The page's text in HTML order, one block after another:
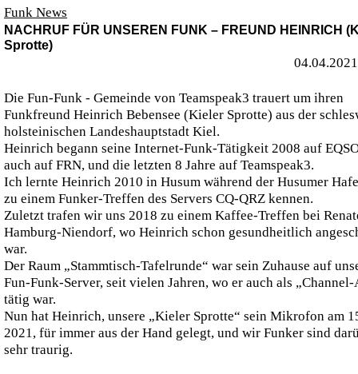
Funk News
NACHRUF FÜR UNSEREN FUNK – FREUND HEINRICH
Sprotte)
Die Fun-Funk - Gemeinde von Teamspeak3 trauert um ihren
Funkfreund Heinrich Bebensee (Kieler Sprotte) aus der
holsteinischen Landeshauptstadt Kiel.
Heinrich begann seine Internet-Funk-Tätigkeit 2008 auf
auch auf FRN, und die letzten 8 Jahre auf Teamspeak3.
Ich lernte Heinrich 2010 in Husum während der Husumer
zu einem Funker-Treffen des Servers CQ-QRZ kennen.
Zuletzt trafen wir uns 2018 zu einem Kaffee-Treffen bei
Hamburg-Niendorf, wo Heinrich schon gesundheitlich
war.
Der Raum „Stammtisch-Tafelrunde“ war sein Zuhause auf
Fun-Funk-Server, seit vielen Jahren, wo er auch als
tätig war.
Nun hat Heinrich, unsere „Kieler Sprotte“ sein Mikrofon am
2021, für immer aus der Hand gelegt, und wir Funker sind
sehr traurig.